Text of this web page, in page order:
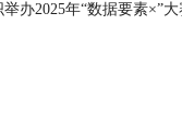
办2025年“数据要素×”大